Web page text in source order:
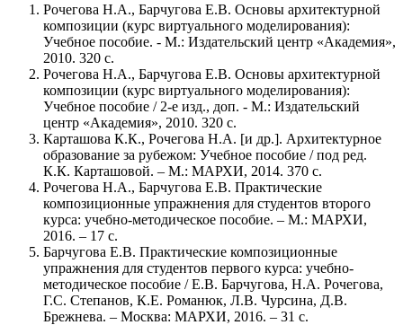
Рочегова Н.А., Барчугова Е.В. Основы архитектурной
композиции (курс виртуального моделирования):
Учебное пособие. - М.: Издательский центр «Академия»,
2010. 320 с.
Рочегова Н.А., Барчугова Е.В. Основы архитектурной
композиции (курс виртуального моделирования):
Учебное пособие / 2-е изд., доп. - М.: Издательский
центр «Академия», 2010. 320 с.
Карташова К.К., Рочегова Н.А. [и др.]. Архитектурное
образование за рубежом: Учебное пособие / под ред.
К.К. Карташовой. – М.: МАРХИ, 2014. 370 с.
Рочегова Н.А., Барчугова Е.В. Практические
композиционные упражнения для студентов второго
курса: учебно-методическое пособие. – М.: МАРХИ,
2016. – 17 с.
Барчугова Е.В. Практические композиционные
упражнения для студентов первого курса: учебно-
методическое пособие / Е.В. Барчугова, Н.А. Рочегова,
Г.С. Степанов, К.Е. Романюк, Л.В. Чурсина, Д.В.
Брежнева. – Москва: МАРХИ, 2016. – 31 с.